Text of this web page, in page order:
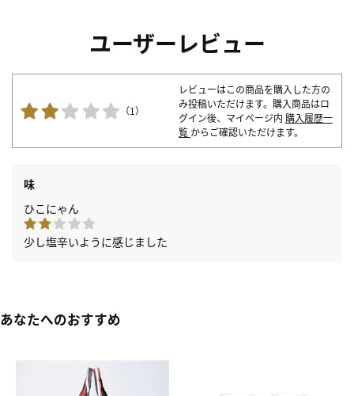
ユーザーレビュー
（1）
レビューはこの商品を購入した方の
み投稿いただけます。購入商品はロ
グイン後、マイページ内 購入履歴一
覧 からご確認いただけます。
味
ひこにゃん
少し塩辛いように感じました
あなたへのおすすめ